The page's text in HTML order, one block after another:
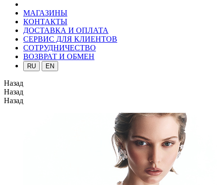
МАГАЗИНЫ
КОНТАКТЫ
ДОСТАВКА И ОПЛАТА
СЕРВИС ДЛЯ КЛИЕНТОВ
СОТРУДНИЧЕСТВО
ВОЗВРАТ И ОБМЕН
RU EN
Назад
Назад
Назад